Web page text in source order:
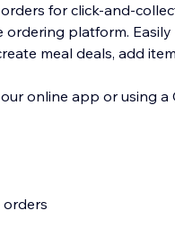
for click-and-
platform.
meal deals, add
online app or using a
orders